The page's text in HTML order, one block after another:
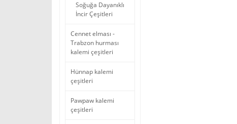
Soğuğa Dayanıklı
İncir Çeşitleri
Cennet elması -
Trabzon hurması
kalemi çeşitleri
Hünnap kalemi
çeşitleri
Pawpaw kalemi
çeşitleri